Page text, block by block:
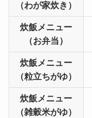
（わが家炊き）
炊飯メニュー
（お弁当）
炊飯メニュー
（粒立ちがゆ）
炊飯メニュー
（雑穀米がゆ）